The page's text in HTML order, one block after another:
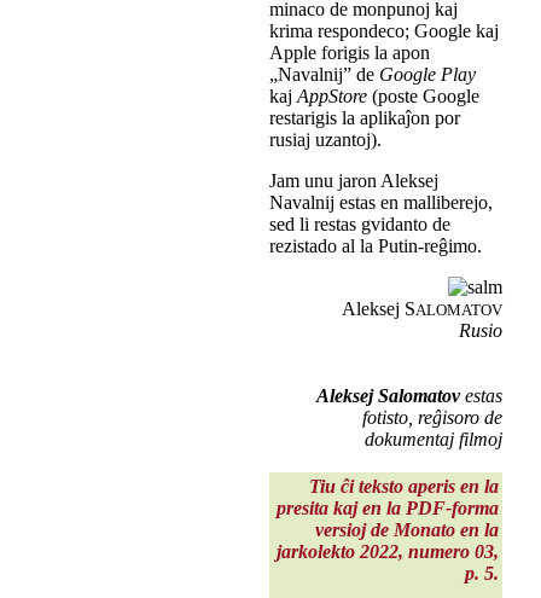
minaco de monpunoj kaj
krima respondeco; Google kaj
Apple forigis la apon
„Navalnij” de Google Play
kaj AppStore(poste Google
restarigis la aplikaĵon por
rusiaj uzantoj).
Jam unu jaron Aleksej
Navalnij estas en malliberejo,
sed li restas gvidanto de
rezistado al la Putin-reĝimo.
Aleksej SALOMATOV
Rusio
Aleksej Salomatovestas
fotisto, reĝisoro de
dokumentaj filmoj
Tiu ĉi teksto aperis en la
presita kaj en la PDF-forma
versioj de Monato en la
jarkolekto 2022, numero 03,
p. 5.